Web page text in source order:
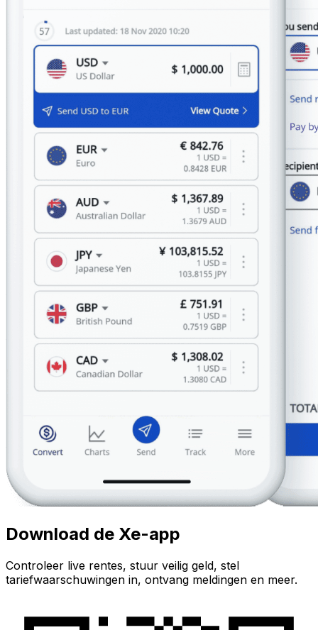
Download de Xe-app
Controleer live rentes, stuur veilig geld, stel
tariefwaarschuwingen in, ontvang meldingen en meer.